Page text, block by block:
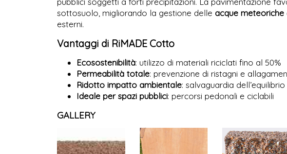
sottosuolo, migliorando la gestione delle acque meteoriche
esterni.
Vantaggi di RiMADE Cotto
Ecosostenibilità: utilizzo di materiali riciclati fino al 50%
Permeabilità totale: prevenzione di ristagni e
Ridotto impatto ambientale: salvaguardia
Ideale per spazi pubblici: percorsi pedonali e ciclabili
GALLERY